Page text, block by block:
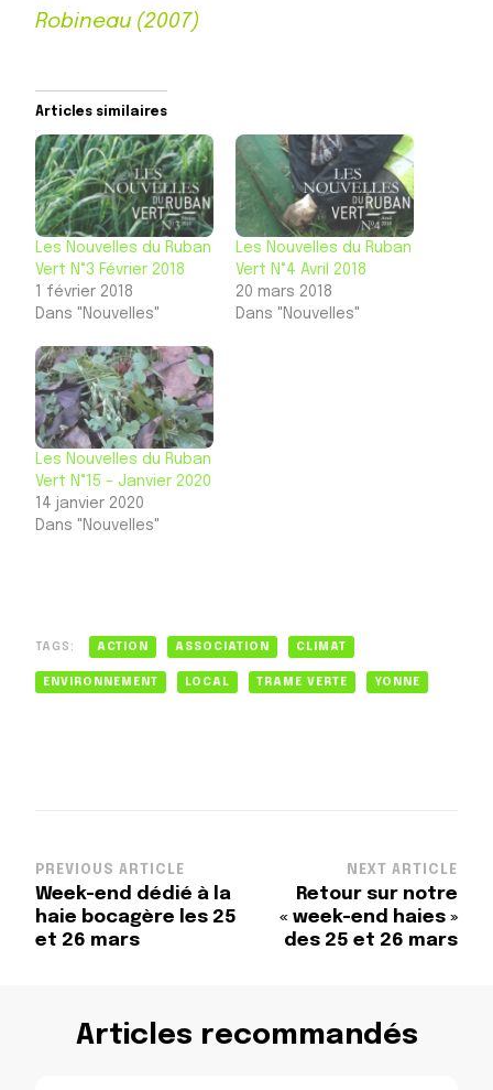
Robineau (2007)
Articles similaires
Les Nouvelles du Ruban
Vert N°3 Février 2018
1 février 2018
Dans "Nouvelles"
Les Nouvelles du Ruban
Vert N°4 Avril 2018
20 mars 2018
Dans "Nouvelles"
Les Nouvelles du Ruban
Vert N°15 – Janvier 2020
14 janvier 2020
Dans "Nouvelles"
TAGS: ACTION ASSOCIATION CLIMAT
ENVIRONNEMENT LOCAL TRAME VERTE YONNE
Post
Navigation
PREVIOUS ARTICLE
Week-end dédié à la
haie bocagère les 25
et 26 mars
NEXT ARTICLE
Retour sur notre
« week-end haies »
des 25 et 26 mars
Articles recommandés